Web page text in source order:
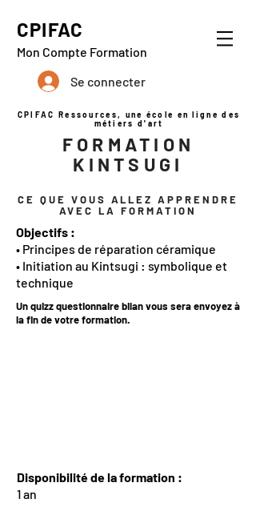
CPIFAC
Mon Compte Formation
Se connecter
CPIFAC Ressources, une école en ligne des
métiers d'art
FORMATION
KINTSUGI
CE QUE VOUS ALLEZ APPRENDRE
AVEC LA FORMATION
Objectifs :
• Principes de réparation céramique
• Initiation au Kintsugi : symbolique et
technique
Un quizz questionnaire bilan vous sera envoyez à
la fin de votre formation.
Disponibilité de la formation :
1 an